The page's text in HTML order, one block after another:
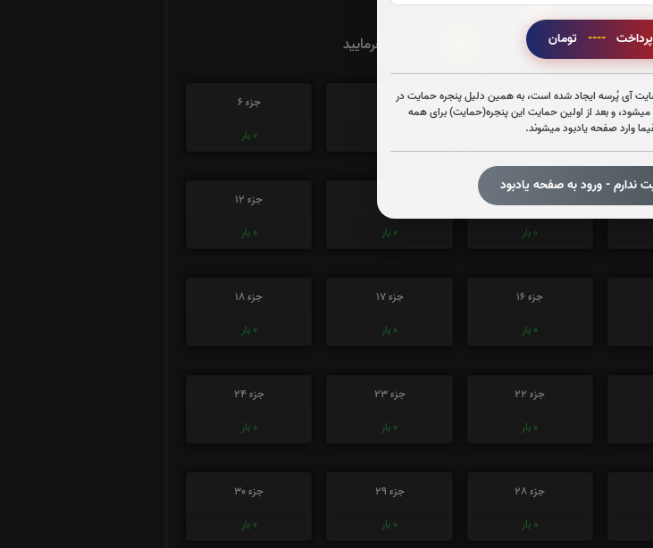
پرداخت ---- تومان
آی پُرسه ایجاد شده است، به همین دلیل پنجره حمایت در
میشود، و بعد از اولین حمایت این پنجره(حمایت) برای همه
وارد صفحه یادبود میشوند.
ندارم - ورود به صفحه یادبود
ختم قران: 0
بار
حضرتعالی جزء شماره
را قرائت بفرمایید
جزء 4
1بار
جزء 5
جزء 6
0 بار
0 بار
0 بار
جزء 12
0 بار
جزء 16
0 بار
جزء 17
0 بار
جزء 18
0 بار
جزء 22
0 بار
جزء 23
0 بار
جزء 24
0 بار
جزء 28
0 بار
جزء 29
0 بار
جزء 30
0 بار